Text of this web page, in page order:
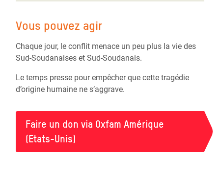
Vous pouvez agir
Chaque jour, le conflit menace un peu plus la vie des
Sud-Soudanaises et Sud-Soudanais.
Le temps presse pour empêcher que cette tragédie
d’origine humaine ne s’aggrave.
Faire un don via Oxfam Amérique
(Etats-Unis)